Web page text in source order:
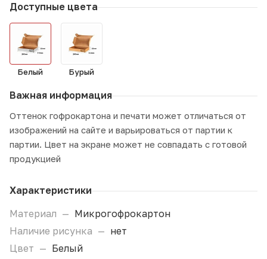
Доступные цвета
Белый Бурый
Важная информация
Оттенок гофрокартона и печати может отличаться от
изображений на сайте и варьироваться от партии к
партии. Цвет на экране может не совпадать с готовой
продукцией
Характеристики
Материал — Микрогофрокартон
Наличие рисунка — нет
Цвет — Белый